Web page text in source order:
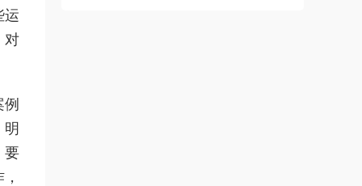
运
对
要